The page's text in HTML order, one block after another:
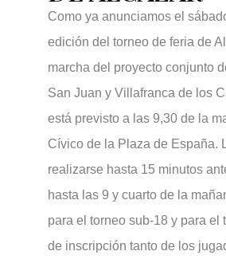
Como ya anunciamos el
edición del torneo de feria de
marcha del proyecto conjunto
San Juan y Villafranca de los
está previsto a las 9,30 de la
Cívico de la Plaza de España.
realizarse hasta 15 minutos
hasta las 9 y cuarto de la
para el torneo sub-18 y para
de inscripción tanto de los